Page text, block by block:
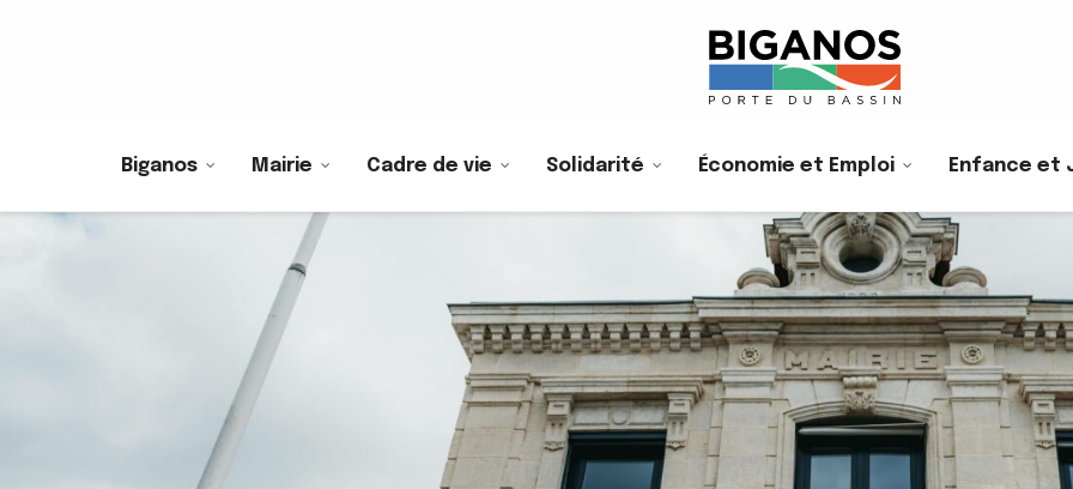
Biganos Mairie Cadre de vie Solidarité Économie et Emploi Enfance et